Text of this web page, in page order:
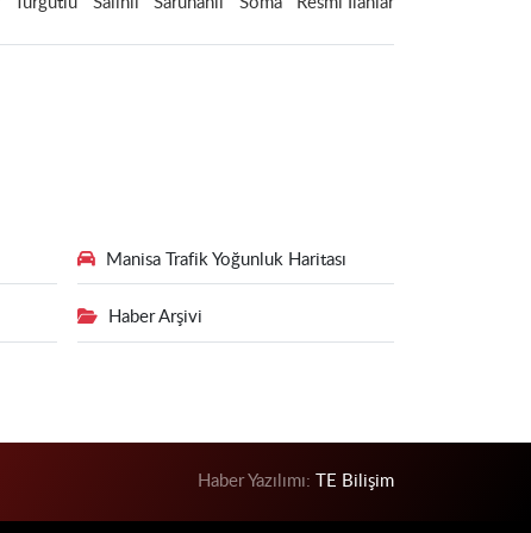
Manisa Trafik Yoğunluk Haritası
Haber Arşivi
Haber Yazılımı: TE Bilişim